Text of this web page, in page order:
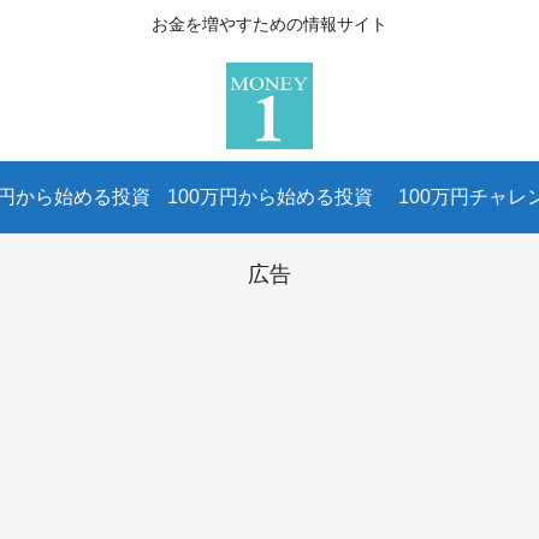
お金を増やすための情報サイト
から始める投資 100万円から始める投資 100万円チャレ
広告